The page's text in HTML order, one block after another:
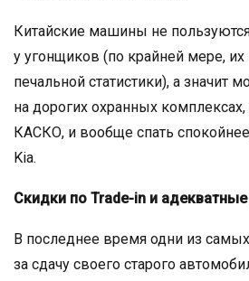
Китайские машины не
у угонщиков (по крайней мере, их
печальной статистики), а значит
на дорогих охранных комплексах,
КАСКО, и вообще спать
Kia.
Скидки по Trade-in и
В последнее время одни из
за сдачу своего старого